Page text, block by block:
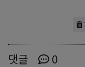
댓글 0